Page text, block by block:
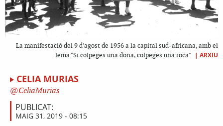
La manifestació del 9 d'agost de 1956 a la capital sud-africana, amb el
lema "Si colpeges una dona, colpeges una roca"
| ARXIU
CELIA MURIAS
CeliaMurias
PUBLICAT:
MAIG 31, 2019 - 08:15